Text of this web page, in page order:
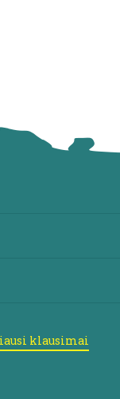
klausimai